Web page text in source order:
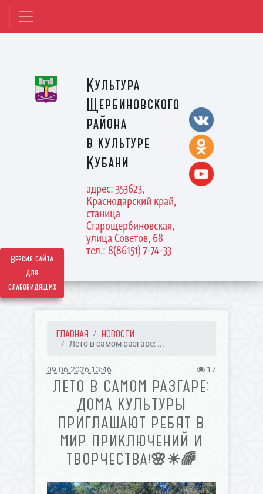
Версия сайта
для
слабовидящих
Культура
Щербиновского
района
в культуре
Кубани
адрес: 353623,
Краснодарский край,
станица
Старощербиновская,
улица Советов, 68
тел.: 8(86151) 7-74-33
ГЛАВНАЯ НОВОСТИ
Лето в самом разгаре: ...
09.06.2026 13:46 17
ЛЕТО В САМОМ РАЗГАРЕ:
ДОМА КУЛЬТУРЫ
ПРИГЛАШАЮТ РЕБЯТ В
МИР ПРИКЛЮЧЕНИЙ И
ТВОРЧЕСТВА!🌸☀🌈